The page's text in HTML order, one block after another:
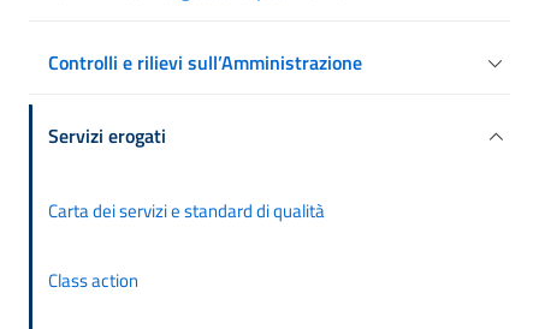
Controlli e rilievi sull’Amministrazione
Servizi erogati
Carta dei servizi e standard di qualità
Class action